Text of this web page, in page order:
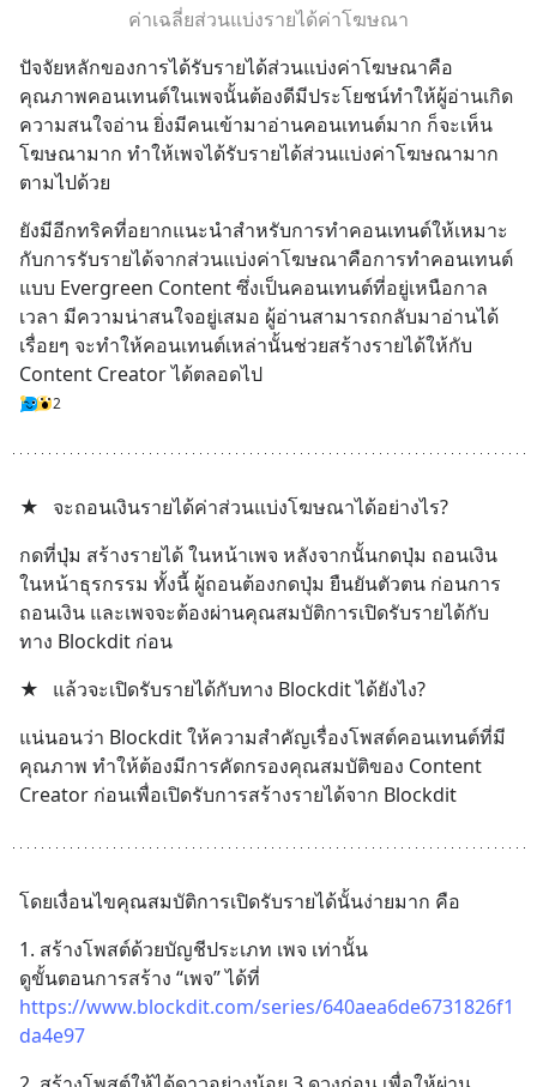
ค่าเฉลี่ยส่วนแบ่งรายได้ค่าโฆษณา
ปัจจัยหลักของการได้รับรายได้ส่วนแบ่งค่าโฆษณาคือ
คุณภาพคอนเทนต์ในเพจนั้นต้องดีมีประโยชน์ทำให้ผู้อ่านเกิด
ความสนใจอ่าน ยิ่งมีคนเข้ามาอ่านคอนเทนต์มาก ก็จะเห็น
โฆษณามาก ทำให้เพจได้รับรายได้ส่วนแบ่งค่าโฆษณามาก
ตามไปด้วย
ยังมีอีกทริคที่อยากแนะนำสำหรับการทำคอนเทนต์ให้เหมาะ
กับการรับรายได้จากส่วนแบ่งค่าโฆษณาคือการทำคอนเทนต์
แบบ Evergreen Content ซึ่งเป็นคอนเทนต์ที่อยู่เหนือกาล
เวลา มีความน่าสนใจอยู่เสมอ ผู้อ่านสามารถกลับมาอ่านได้
เรื่อยๆ จะทำให้คอนเทนต์เหล่านั้นช่วยสร้างรายได้ให้กับ
Content Creator ได้ตลอดไป
2
★
จะถอนเงินรายได้ค่าส่วนแบ่งโฆษณาได้อย่างไร?
กดที่ปุ่ม สร้างรายได้ ในหน้าเพจ หลังจากนั้นกดปุ่ม ถอนเงิน
ในหน้าธุรกรรม ทั้งนี้ ผู้ถอนต้องกดปุ่ม ยืนยันตัวตน ก่อนการ
ถอนเงิน และเพจจะต้องผ่านคุณสมบัติการเปิดรับรายได้กับ
ทาง Blockdit ก่อน
★
แล้วจะเปิดรับรายได้กับทาง Blockdit ได้ยังไง?
แน่นอนว่า Blockdit ให้ความสำคัญเรื่องโพสต์คอนเทนต์ที่มี
คุณภาพ ทำให้ต้องมีการคัดกรองคุณสมบัติของ Content
Creator ก่อนเพื่อเปิดรับการสร้างรายได้จาก Blockdit
โดยเงื่อนไขคุณสมบัติการเปิดรับรายได้นั้นง่ายมาก คือ
1. สร้างโพสต์ด้วยบัญชีประเภท เพจ เท่านั้น
https://www.blockdit.com/series/640aea6de6731826f1
da4e97